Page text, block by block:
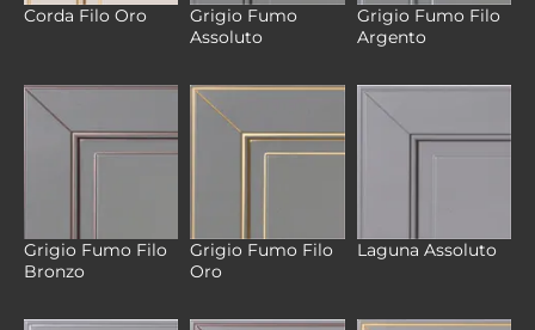
Corda Filo Oro
Grigio Fumo
Assoluto
Grigio Fumo Filo
Argento
Grigio Fumo Filo
Bronzo
Grigio Fumo Filo
Oro
Laguna Assoluto